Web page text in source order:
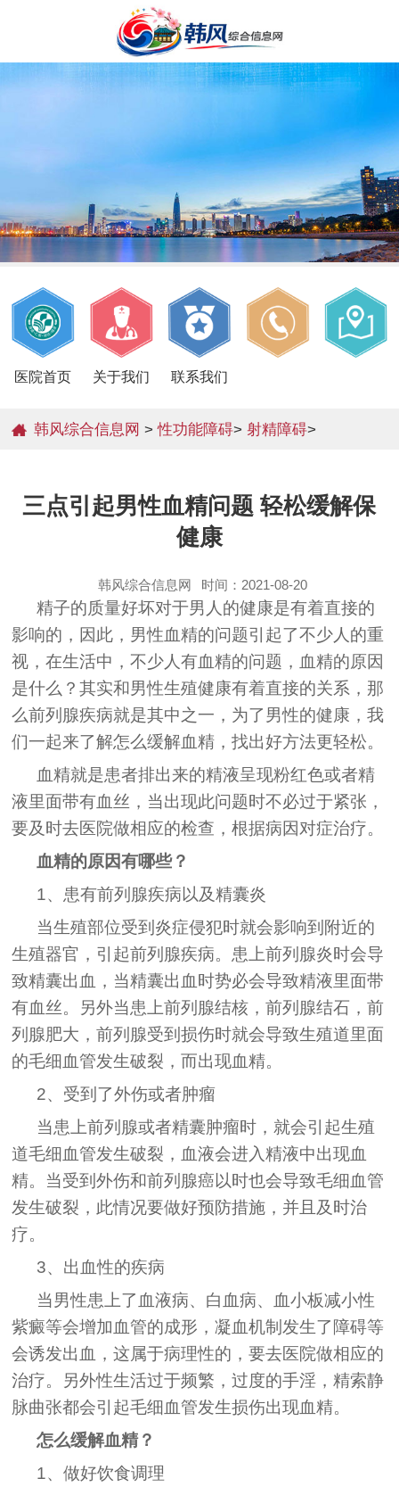
医院首页 关于我们 联系我们
韩风综合信息网 >性功能障碍>射精障碍>
三点引起男性血精问题 轻松缓解保
健康
韩风综合信息网 时间：2021-08-20
精子的质量好坏对于男人的健康是有着直接的
影响的，因此，男性血精的问题引起了不少人的重
视，在生活中，不少人有血精的问题，血精的原因
是什么？其实和男性生殖健康有着直接的关系，那
么前列腺疾病就是其中之一，为了男性的健康，我
们一起来了解怎么缓解血精，找出好方法更轻松。
血精就是患者排出来的精液呈现粉红色或者精
液里面带有血丝，当出现此问题时不必过于紧张，
要及时去医院做相应的检查，根据病因对症治疗。
血精的原因有哪些？
1、患有前列腺疾病以及精囊炎
当生殖部位受到炎症侵犯时就会影响到附近的
生殖器官，引起前列腺疾病。患上前列腺炎时会导
致精囊出血，当精囊出血时势必会导致精液里面带
有血丝。另外当患上前列腺结核，前列腺结石，前
列腺肥大，前列腺受到损伤时就会导致生殖道里面
的毛细血管发生破裂，而出现血精。
2、受到了外伤或者肿瘤
当患上前列腺或者精囊肿瘤时，就会引起生殖
道毛细血管发生破裂，血液会进入精液中出现血
精。当受到外伤和前列腺癌以时也会导致毛细血管
发生破裂，此情况要做好预防措施，并且及时治
疗。
3、出血性的疾病
当男性患上了血液病、白血病、血小板减小性
紫癜等会增加血管的成形，凝血机制发生了障碍等
会诱发出血，这属于病理性的，要去医院做相应的
治疗。另外性生活过于频繁，过度的手淫，精索静
脉曲张都会引起毛细血管发生损伤出现血精。
怎么缓解血精？
1、做好饮食调理